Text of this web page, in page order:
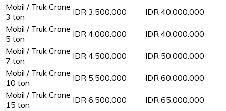
Mobil / Truk Crane
3 ton
IDR 3.500.000
IDR 40.000.000
Mobil / Truk Crane
5 ton
IDR 4.000.000
IDR 40.000.000
Mobil / Truk Crane
7 ton
IDR 4.500.000
IDR 50.000.000
Mobil / Truk Crane
10 ton
IDR 5.500.000
IDR 60.000.000
Mobil / Truk Crane
15 ton
IDR 6.500.000
IDR 65.000.000